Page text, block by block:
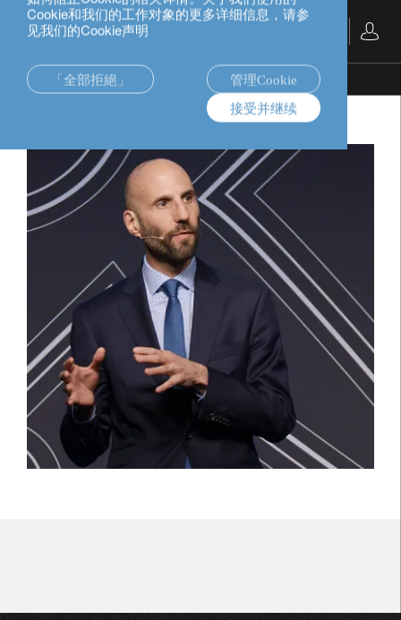
Cookie和我们的工作对象的更多详细信息，请参
见我们的Cookie声明
「全部拒絕」
管理Cookie
接受并继续
中文
samy-chaar